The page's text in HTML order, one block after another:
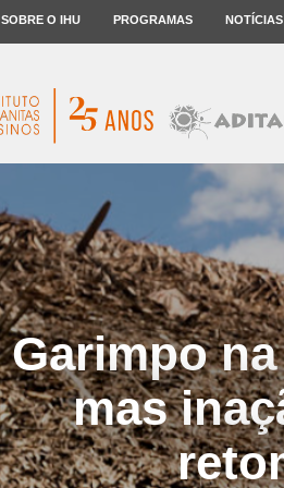
SOBRE O IHU PROGRAMAS NOTÍCIAS
Garimpo
mas